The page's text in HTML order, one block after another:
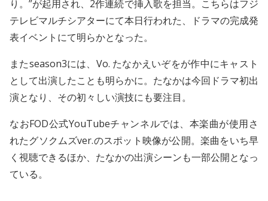
り。”が起用され、2作連続で挿入歌を担当。こちらはフジ
テレビマルチシアターにて本日行われた、ドラマの完成発
表イベントにて明らかとなった。
またseason3には、Vo. たなかえいぞをが作中にキャスト
として出演したことも明らかに。たなかは今回ドラマ初出
演となり、その初々しい演技にも要注目。
なおFOD公式YouTubeチャンネルでは、本楽曲が使用さ
れたグソクムズver.のスポット映像が公開。楽曲をいち早
く視聴できるほか、たなかの出演シーンも一部公開となっ
ている。